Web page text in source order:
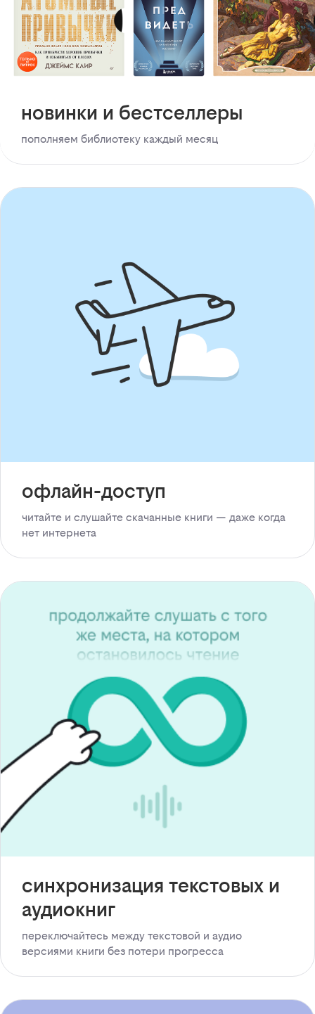
новинки и бестселлеры
пополняем библиотеку каждый месяц
офлайн-доступ
читайте и слушайте скачанные книги — даже когда
нет интернета
синхронизация текстовых и
аудиокниг
переключайтесь между текстовой и аудио
версиями книги без потери прогресса